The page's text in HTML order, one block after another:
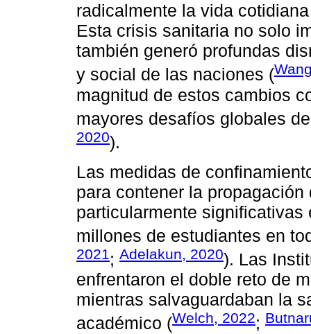
radicalmente la vida
Esta crisis sanitaria no solo
también generó profundas
y social de las naciones (
magnitud de estos cambios
mayores desafíos globales
2020).
Las medidas de
para contener la
particularmente
millones de estudiantes en
2021; Adelakun, 2020). Las
enfrentaron el doble reto de
mientras salvaguardaban la
académico (Welch, 2022;